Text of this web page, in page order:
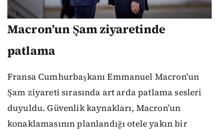
Macron’un Şam ziyaretinde
patlama
Fransa Cumhurbaşkanı Emmanuel Macron’un
Şam ziyareti sırasında art arda patlama sesleri
duyuldu. Güvenlik kaynakları, Macron’un
konaklamasının planlandığı otele yakın bir